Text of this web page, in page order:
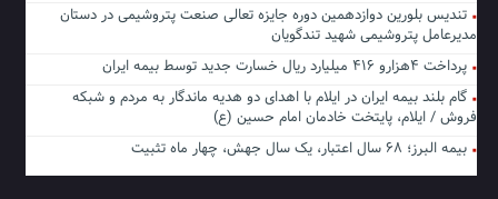
تندیس بلورین دوازدهمین دوره جایزه تعالی صنعت پتروشیمی در دستان
مدیرعامل پتروشیمی شهید تندگویان
پرداخت ۴هزارو ۴۱۶ میلیارد ریال خسارت جدید توسط بیمه ایران
گام بلند بیمه ایران در ایلام با اهدای دو هدیه ماندگار به مردم و شبکه
فروش / ایلام، پایتخت خادمان امام حسین (ع)
بیمه البرز؛ ۶۸ سال اعتبار، یک سال جهش، چهار ماه تثبیت